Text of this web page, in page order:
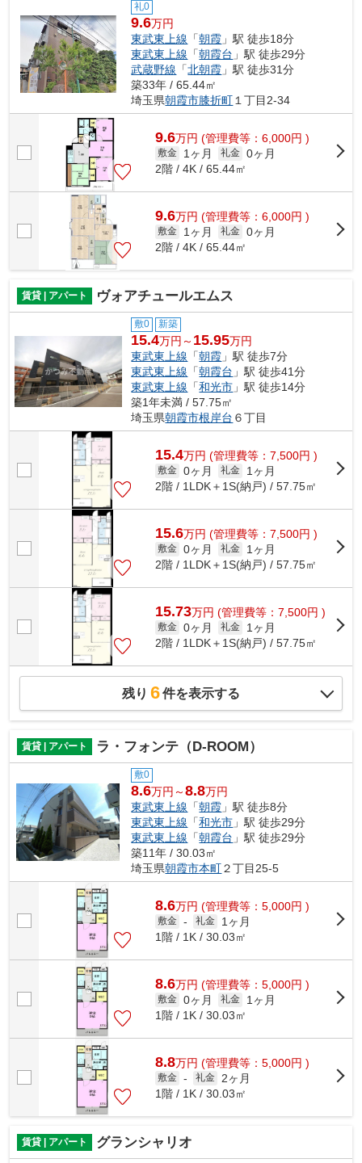
礼0
9.6万円
東武東上線 「朝霞 」駅 徒歩18分
東武東上線 「朝霞台 」駅 徒歩29分
武蔵野線 「北朝霞 」駅 徒歩31分
築33年 / 65.44㎡
埼玉県朝霞市膝折町１丁目2-34
9.6万円 (管理費等：6,000円 )
敷金 1ヶ月 礼金 0ヶ月
2階 / 4K / 65.44㎡
9.6万円 (管理費等：6,000円 )
敷金 1ヶ月 礼金 0ヶ月
2階 / 4K / 65.44㎡
賃貸 | アパート ヴォアチュールエムス
敷0 新築
15.4万円～ 15.95万円
東武東上線 「朝霞 」駅 徒歩7分
東武東上線 「朝霞台 」駅 徒歩41分
東武東上線 「和光市 」駅 徒歩14分
築1年未満 / 57.75㎡
埼玉県朝霞市根岸台 ６丁目
15.4万円 (管理費等：7,500円 )
敷金 0ヶ月 礼金
1ヶ月
2階 / 1LDK＋1S(納戸) / 57.75㎡
15.6万円 (管理費等：7,500円 )
敷金 0ヶ月 礼金
1ヶ月
2階 / 1LDK＋1S(納戸) / 57.75㎡
15.73万円 (管理費等：7,500円 )
敷金 0ヶ月 礼金
1ヶ月
2階 / 1LDK＋1S(納戸) / 57.75㎡
残り 6件を表示する
賃貸 | アパート ラ・フォンテ（D-ROOM）
敷0
8.6万円～8.8万円
東武東上線 「朝霞 」駅 徒歩8分
東武東上線 「和光市 」駅 徒歩29分
東武東上線 「朝霞台 」駅 徒歩29分
築11年 / 30.03㎡
埼玉県朝霞市本町２丁目25-5
8.6万円 (管理費等：5,000円 )
敷金 - 礼金
1ヶ月
1階 / 1K / 30.03㎡
8.6万円 (管理費等：5,000円 )
敷金 0ヶ月 礼金
1ヶ月
1階 / 1K / 30.03㎡
8.8万円 (管理費等：5,000円 )
敷金 - 礼金
2ヶ月
1階 / 1K / 30.03㎡
賃貸 | アパート グランシャリオ